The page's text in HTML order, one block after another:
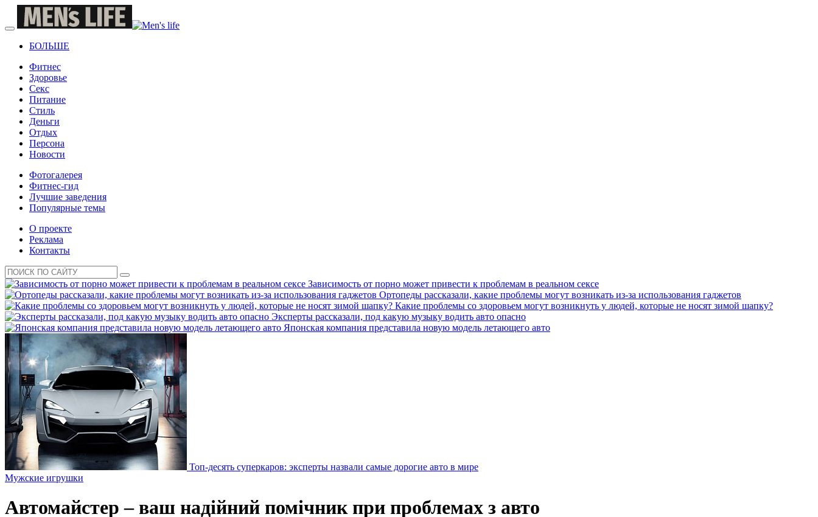
БОЛЬШЕ
Фитнес
Здоровье
Секс
Питание
Стиль
Деньги
Отдых
Персона
Новости
Фотогалерея
Фитнес-гид
Лучшие заведения
Популярные темы
О проекте
Реклама
Контакты
Зависимость от порно может привести к проблемам в реальном сексе
Ортопеды рассказали, какие проблемы могут возникать из-за использования гаджетов
Какие проблемы со здоровьем могут возникнуть у людей, которые не носят зимой шапку?
Эксперты рассказали, под какую музыку водить авто опасно
Японская компания представила новую модель летающего авто
Топ-десять суперкаров: эксперты назвали самые дорогие авто в мире
Мужские игрушки
Автомайстер – ваш надійний помічник при проблемах з авто